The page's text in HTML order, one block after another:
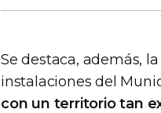
Se destaca, además,
instalaciones del
con un territorio tan